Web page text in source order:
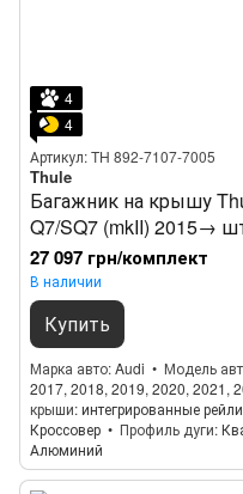
4
4
Артикул: TH 892-7107-7005
Thule
Багажник на крышу
Q7/SQ7 (mkII) 2015→
27 097 грн/комплект
В наличии
Купить
Марка авто Audi Модель
2017, 2018, 2019, 2020, 2021,
крыши интегрированные
Кроссовер
Профиль дуги
Алюминий